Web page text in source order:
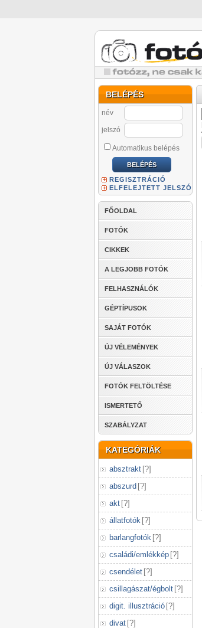
BELÉPÉS
név
jelszó
Automatikus belépés
REGISZTRÁCIÓ
ELFELEJTETT JELSZÓ
FŐOLDAL
FOTÓK
CIKKEK
A LEGJOBB FOTÓK
FELHASZNÁLÓK
GÉPTÍPUSOK
SAJÁT FOTÓK
ÚJ VÉLEMÉNYEK
ÚJ VÁLASZOK
FOTÓK FELTÖLTÉSE
ISMERTETŐ
SZABÁLYZAT
KATEGÓRIÁK
absztrakt [?]
abszurd [?]
akt [?]
állatfotók [?]
barlangfotók [?]
családi/emlékkép [?]
csendélet [?]
csillagászat/égbolt [?]
digit. illusztráció [?]
divat [?]